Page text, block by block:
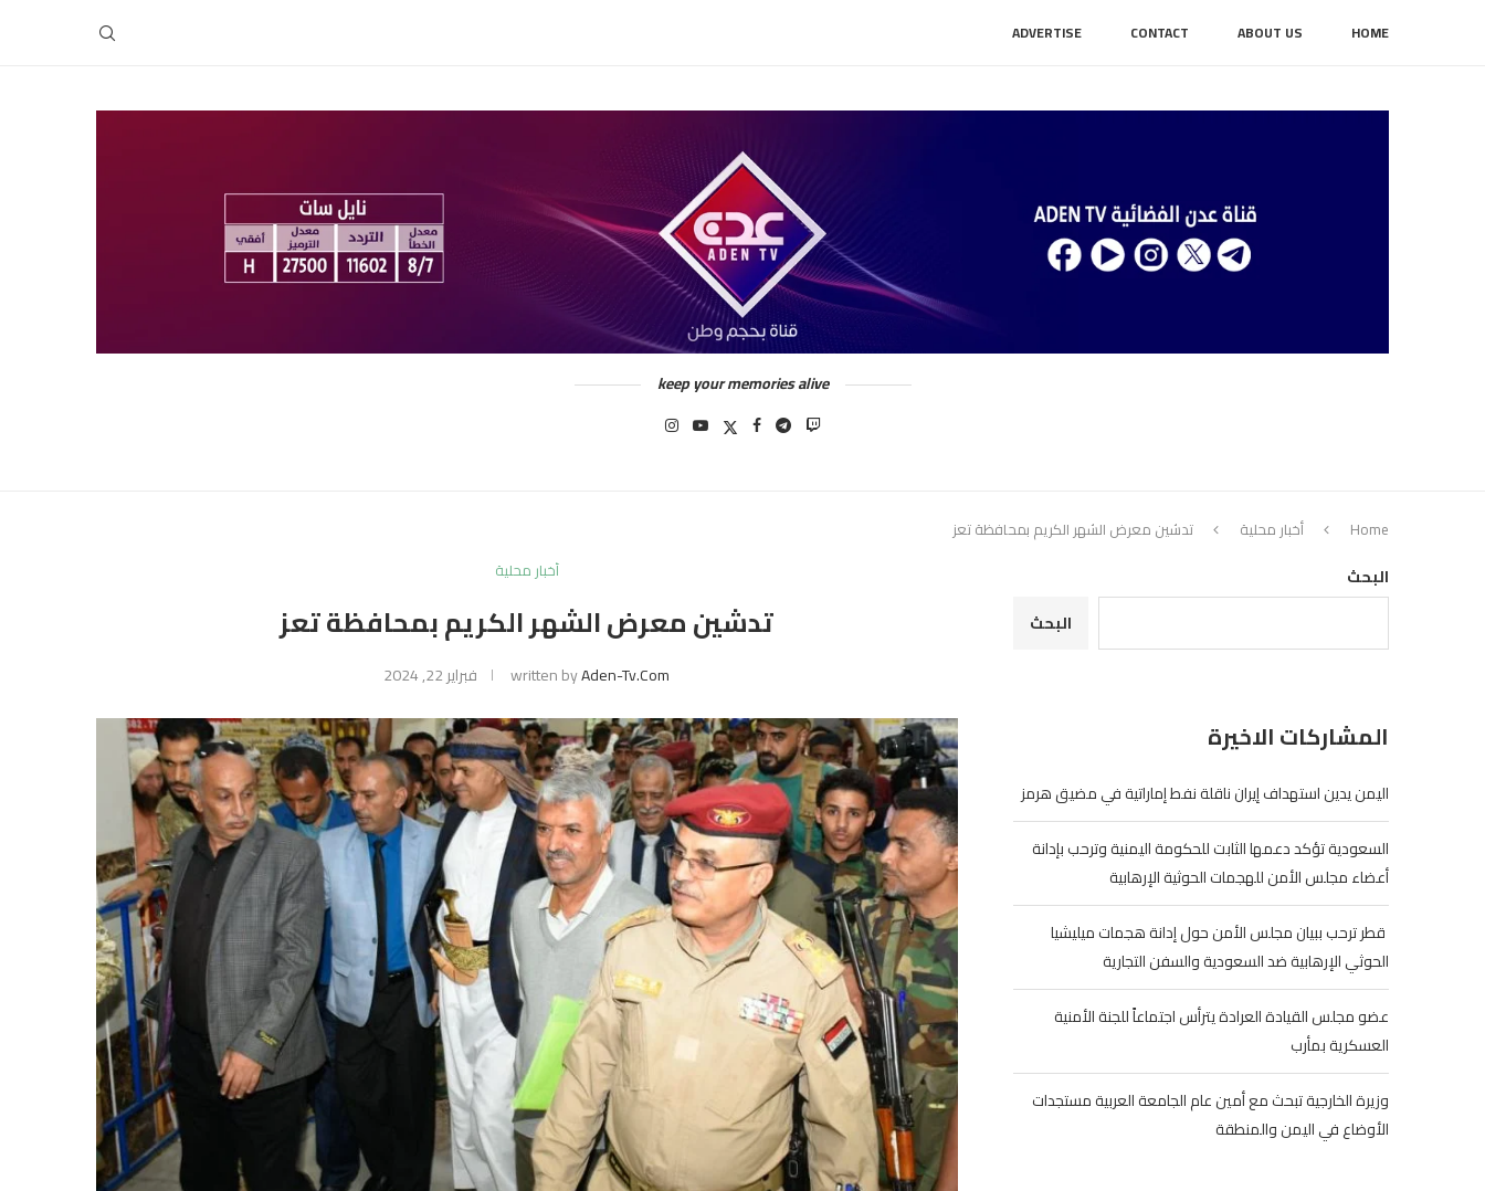
HOME
ABOUT US
CONTACT
ADVERTISE
keep your memories alive
Home أخبار محلية
تدشين معرض الشهر الكريم بمحافظة تعز
أخبار محلية
تدشين معرض الشهر الكريم بمحافظة تعز
written byAden-Tv.com فبراير 22, 2024
البحث
البحث
المشاركات الاخيرة
اليمن يدين استهداف إيران ناقلة نفط إماراتية في مضيق هرمز
السعودية تؤكد دعمها الثابت للحكومة اليمنية وترحب بإدانة
أعضاء مجلس الأمن للهجمات الحوثية الإرهابية
‏ قطر ترحب ببيان مجلس الأمن حول إدانة هجمات ميليشيا
الحوثي الإرهابية ضد السعودية والسفن التجارية
عضو مجلس القيادة العرادة يترأس اجتماعاً للجنة الأمنية
العسكرية بمأرب
وزيرة الخارجية تبحث مع أمين عام الجامعة العربية مستجدات
الأوضاع في اليمن والمنطقة